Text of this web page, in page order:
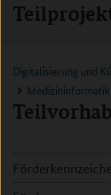
Digitalisierung und